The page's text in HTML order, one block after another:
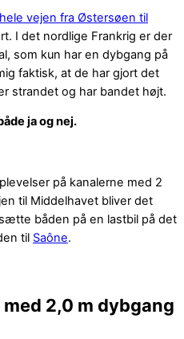
hele vejen fra Østersøen til
I det nordlige Frankrig er der
som kun har en dybgang på
faktisk, at de har gjort det
strandet og har bandet højt.
ja og nej.
på kanalerne med 2
til Middelhavet bliver det
båden på en lastbil på det
til Saône.
2,0 m dybgang